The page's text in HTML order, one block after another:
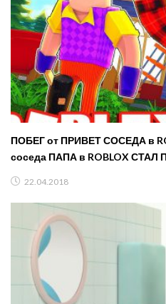
ПОБЕГ от ПРИВЕТ СОСЕДА в
соседа ПАПА в ROBLOX
22.04.2018